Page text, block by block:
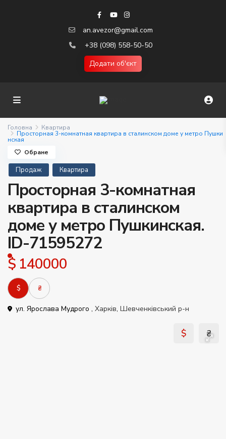
an.avezor@gmail.com
+38 (098) 558-50-50
Додати об'єкт
Головна Квартира
Просторная 3-комнатная квартира в сталинском доме у метро Пушки
нская
Продаж Квартира
Просторная 3-комнатная
квартира в сталинском
доме у метро Пушкинская.
ID-71595272
$ 140000
$ ₴
ул. Ярослава Мудрого , Харків, Шевченківський р-н
Обране
$ ₴